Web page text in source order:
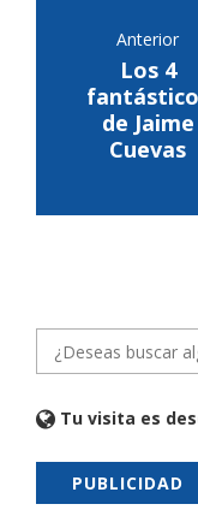
Anterior
Los 4
de Jaime
Cuevas
Tu visita es
PUBLICIDAD